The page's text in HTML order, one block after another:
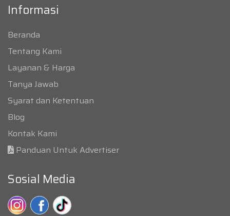
Informasi
Beranda
Tentang Kami
Layanan & Harga
Tanya Jawab
Syarat dan Ketentuan
Blog
Kontak Kami
Panduan Untuk Advertiser
Sosial Media